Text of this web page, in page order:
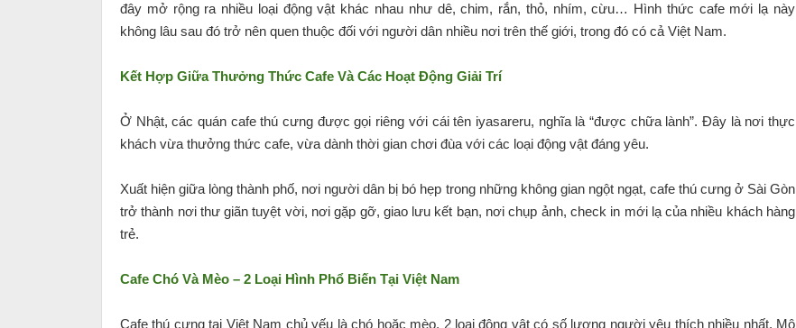
đây mở rộng ra nhiều loại động vật khác nhau như dê, chim, rắn, thỏ, nhím, cừu… Hình thức cafe mới lạ này
không lâu sau đó trở nên quen thuộc đối với người dân nhiều nơi trên thế giới, trong đó có cả Việt Nam.
Kết Hợp Giữa Thưởng Thức Cafe Và Các Hoạt Động Giải Trí
Ở Nhật, các quán cafe thú cưng được gọi riêng với cái tên iyasareru, nghĩa là “được chữa lành”. Đây là nơi thực
khách vừa thưởng thức cafe, vừa dành thời gian chơi đùa với các loại động vật đáng yêu.
Xuất hiện giữa lòng thành phố, nơi người dân bị bó hẹp trong những không gian ngột ngạt, cafe thú cưng ở Sài Gòn
trở thành nơi thư giãn tuyệt vời, nơi gặp gỡ, giao lưu kết bạn, nơi chụp ảnh, check in mới lạ của nhiều khách hàng
trẻ.
Cafe Chó Và Mèo – 2 Loại Hình Phổ Biến Tại Việt Nam
Cafe thú cưng tại Việt Nam chủ yếu là chó hoặc mèo, 2 loại động vật có số lượng người yêu thích nhiều nhất. Mô